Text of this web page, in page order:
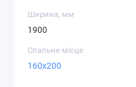
Ширина, мм
1900
Спальне місце
160x200